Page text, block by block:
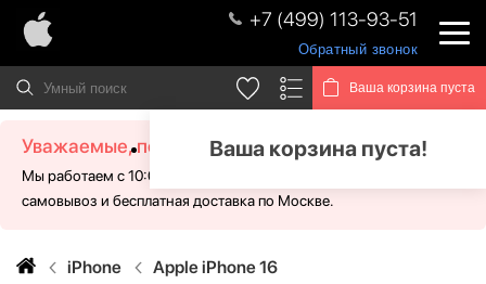
+7 (499) 113-93-51
Обратный звонок
Ваша корзина пуста
Ваша корзина пуста!
Уважаемые, посетители!
Мы работаем с 10:00 - 21:00 без выходных. Для Вас доступен
самовывоз и бесплатная доставка по Москве.
iPhone
Apple iPhone 16